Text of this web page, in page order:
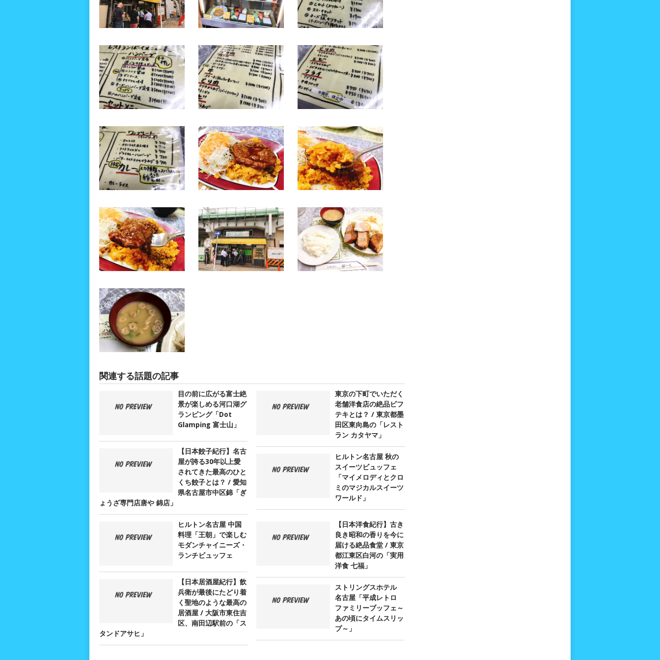
関連する話題の記事
目の前に広がる富士絶
景が楽しめる河口湖グ
ランピング「Dot
Glamping 富士山」
東京の下町でいただく
老舗洋食店の絶品ビフ
テキとは？ / 東京都墨
田区東向島の「レスト
ラン カタヤマ」
【日本餃子紀行】名古
屋が誇る30年以上愛
されてきた最高のひと
くち餃子とは？ / 愛知
県名古屋市中区錦「ぎ
ょうざ専門店唐や 錦店」
ヒルトン名古屋 秋の
スイーツビュッフェ
「マイメロディとクロ
ミのマジカルスイーツ
ワールド」
ヒルトン名古屋 中国
料理「王朝」で楽しむ
モダンチャイニーズ・
ランチビュッフェ
【日本洋食紀行】古き
良き昭和の香りを今に
届ける絶品食堂 / 東京
都江東区白河の「実用
洋食 七福」
【日本居酒屋紀行】飲
兵衛が最後にたどり着
く聖地のような最高の
居酒屋 / 大阪市東住吉
区、南田辺駅前の「ス
タンドアサヒ」
ストリングスホテル
名古屋「平成レトロ
ファミリーブッフェ～
あの頃にタイムスリッ
プ～」